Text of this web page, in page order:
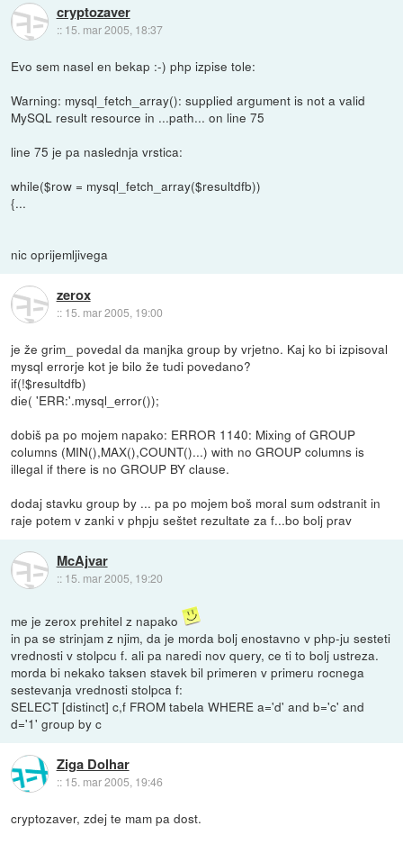
cryptozaver
:: 15. mar 2005, 18:37
Evo sem nasel en bekap :-) php izpise tole:
Warning: mysql_fetch_array(): supplied argument is not a valid
MySQL result resource in ...path... on line 75
line 75 je pa naslednja vrstica:
while($row = mysql_fetch_array($resultdfb))
{...
nic oprijemljivega
zerox
:: 15. mar 2005, 19:00
je že grim_ povedal da manjka group by vrjetno. Kaj ko bi izpisoval
mysql errorje kot je bilo že tudi povedano?
if(!$resultdfb)
die( 'ERR:'.mysql_error());
dobiš pa po mojem napako: ERROR 1140: Mixing of GROUP
columns (MIN(),MAX(),COUNT()...) with no GROUP columns is
illegal if there is no GROUP BY clause.
dodaj stavku group by ... pa po mojem boš moral sum odstranit in
raje potem v zanki v phpju seštet rezultate za f...bo bolj prav
McAjvar
:: 15. mar 2005, 19:20
me je zerox prehitel z napako
in pa se strinjam z njim, da je morda bolj enostavno v php-ju sesteti
vrednosti v stolpcu f. ali pa naredi nov query, ce ti to bolj ustreza.
morda bi nekako taksen stavek bil primeren v primeru rocnega
sestevanja vrednosti stolpca f:
SELECT [distinct] c,f FROM tabela WHERE a='d' and b='c' and
d='1' group by c
Ziga Dolhar
:: 15. mar 2005, 19:46
cryptozaver, zdej te mam pa dost.